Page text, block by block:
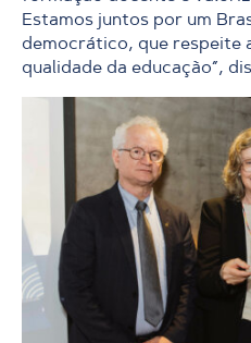
Estamos juntos por um
democrático, que respeite
qualidade da educação”,